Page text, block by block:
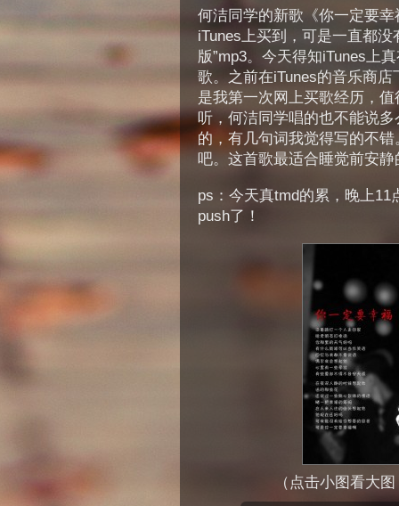
何洁同学的新歌《你一定要
iTunes上买到，可是一直都
版”mp3。今天得知iTunes上
歌。之前在iTunes的音乐商
是我第一次网上买歌经历，
听，何洁同学唱的也不能说
的，有几句词我觉得写的不
吧。这首歌最适合睡觉前安
ps：今天真tmd的累，晚上
push了！
（点击小图看大